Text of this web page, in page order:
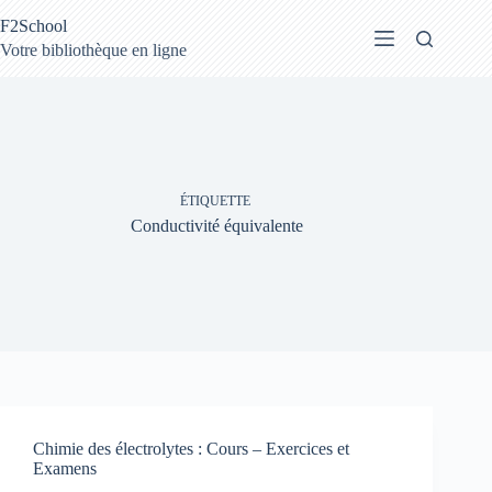
au
contenu
F2School
Votre bibliothèque en ligne
ÉTIQUETTE
Conductivité équivalente
Chimie des électrolytes : Cours – Exercices et
Examens